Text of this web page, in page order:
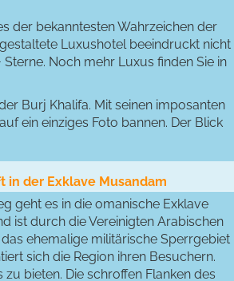
der bekanntesten Wahrzeichen der
Luxushotel beeindruckt nicht
Noch mehr Luxus finden Sie in
Burj Khalifa. Mit seinen imposanten
ein einziges Foto bannen. Der Blick
in der Exklave Musandam
geht es in die omanische Exklave
ist durch die Vereinigten Arabischen
ehemalige militärische Sperrgebiet
sich die Region ihren Besuchern.
bieten. Die schroffen Flanken des